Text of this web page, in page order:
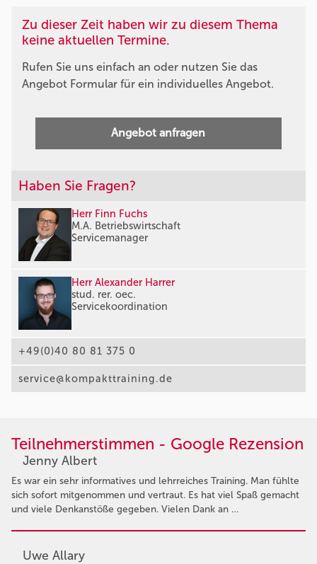
Zu dieser Zeit haben wir zu diesem Thema
keine aktuellen Termine.
Rufen Sie uns einfach an oder nutzen Sie das
Angebot Formular für ein individuelles Angebot.
Angebot anfragen
Haben Sie Fragen?
Herr Finn Fuchs
M.A. Betriebswirtschaft
Servicemanager
Herr Alexander Harrer
stud. rer. oec.
Servicekoordination
+49(0)40 80 81 375 0
service@kompakttraining.de
Teilnehmerstimmen - Google Rezension
Jenny Albert
Es war ein sehr informatives und lehrreiches Training. Man fühlte
sich sofort mitgenommen und vertraut. Es hat viel Spaß gemacht
und viele Denkanstöße gegeben. Vielen Dank an …
Uwe Allary